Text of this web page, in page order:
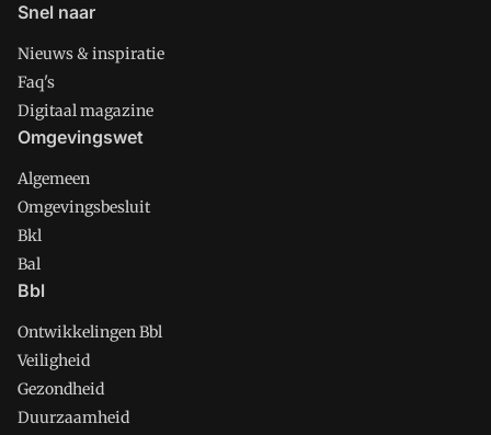
Snel naar
Nieuws & inspiratie
Faq's
Digitaal magazine
Omgevingswet
Algemeen
Omgevingsbesluit
Bkl
Bal
Bbl
Ontwikkelingen Bbl
Veiligheid
Gezondheid
Duurzaamheid